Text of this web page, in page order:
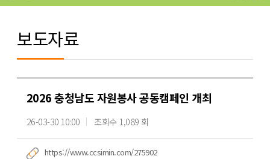
보도자료
2026 충청남도 자원봉사 공동캠페인 개최
26-03-30 10:00 조회수 1,089 회
https://www.ccsimin.com/275902